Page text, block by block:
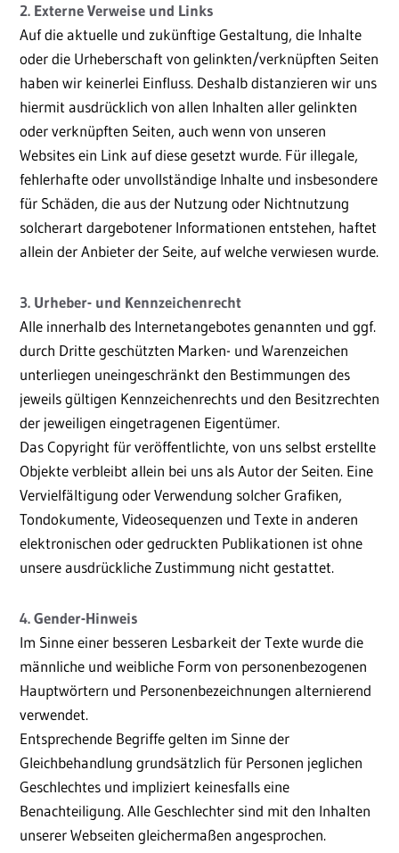
2. Externe Verweise und Links
Auf die aktuelle und zukünftige Gestaltung, die Inhalte
oder die Urheberschaft von gelinkten/verknüpften Seiten
haben wir keinerlei Einfluss. Deshalb distanzieren wir uns
hiermit ausdrücklich von allen Inhalten aller gelinkten
oder verknüpften Seiten, auch wenn von unseren
Websites ein Link auf diese gesetzt wurde. Für illegale,
fehlerhafte oder unvollständige Inhalte und insbesondere
für Schäden, die aus der Nutzung oder Nichtnutzung
solcherart dargebotener Informationen entstehen, haftet
allein der Anbieter der Seite, auf welche verwiesen wurde.
3. Urheber- und Kennzeichenrecht
Alle innerhalb des Internetangebotes genannten und ggf.
durch Dritte geschützten Marken- und Warenzeichen
unterliegen uneingeschränkt den Bestimmungen des
jeweils gültigen Kennzeichenrechts und den Besitzrechten
der jeweiligen eingetragenen Eigentümer.
Das Copyright für veröffentlichte, von uns selbst erstellte
Objekte verbleibt allein bei uns als Autor der Seiten. Eine
Vervielfältigung oder Verwendung solcher Grafiken,
Tondokumente, Videosequenzen und Texte in anderen
elektronischen oder gedruckten Publikationen ist ohne
unsere ausdrückliche Zustimmung nicht gestattet.
4. Gender-Hinweis
Im Sinne einer besseren Lesbarkeit der Texte wurde die
männliche und weibliche Form von personenbezogenen
Hauptwörtern und Personenbezeichnungen alternierend
verwendet.
Entsprechende Begriffe gelten im Sinne der
Gleichbehandlung grundsätzlich für Personen jeglichen
Geschlechtes und impliziert keinesfalls eine
Benachteiligung. Alle Geschlechter sind mit den Inhalten
unserer Webseiten gleichermaßen angesprochen.